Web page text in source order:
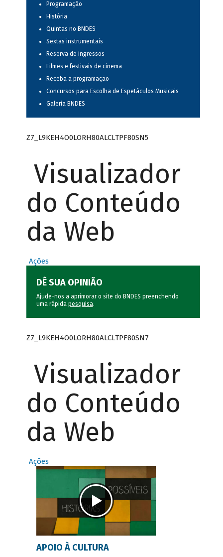
Programação
História
Quintas no BNDES
Sextas instrumentais
Reserva de ingressos
Filmes e festivais de cinema
Receba a programação
Concursos para Escolha de Espetáculos Musicais
Galeria BNDES
Z7_L9KEH4O0LORH80ALCLTPF80SN5
Visualizador
do Conteúdo
da Web
Ações
DÊ SUA OPINIÃO
Ajude-nos a aprimorar o site do BNDES preenchendo
uma rápida pesquisa.
Z7_L9KEH4O0LORH80ALCLTPF80SN7
Visualizador
do Conteúdo
da Web
Ações
APOIO À CULTURA